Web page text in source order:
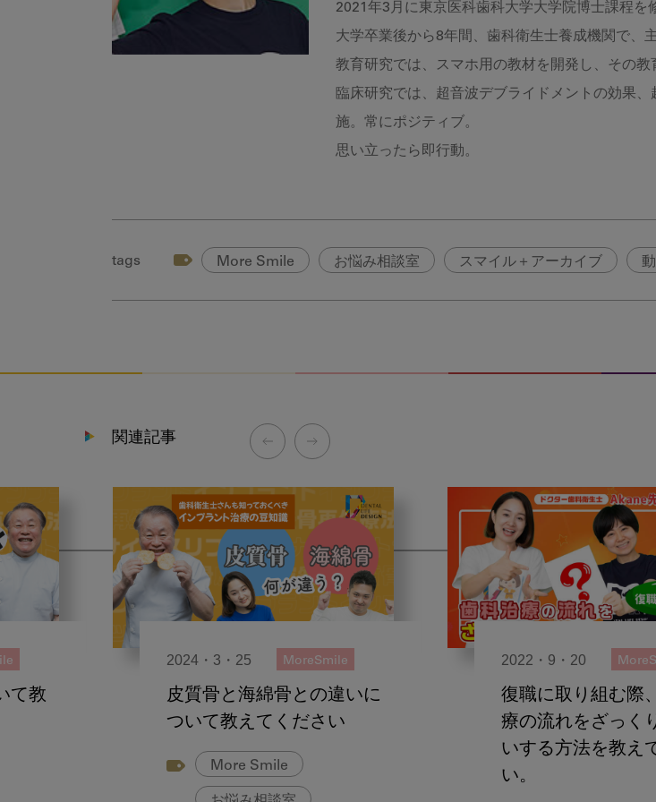
2021年3月に東京医科歯科大学大学院博士課程を
大学卒業後から8年間、歯科衛生士養成機関で、
教育研究では、スマホ用の教材を開発し、その教
臨床研究では、超音波デブライドメントの効果
施。常にポジティブ。
思い立ったら即行動。
tags More Smile お悩み相談室 スマイル＋アーカイブ
関連記事
て教
2024・3・25 MoreSmile
皮質骨と海綿骨との違いに
ついて教えてください
More Smile
2022・9・20
復職に取り組む際
療の流れをざっく
いする方法を教え
い。